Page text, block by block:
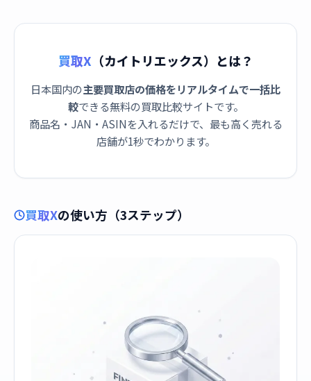
買取X （カイトリエックス）とは？
日本国内の主要買取店の価格をリアルタイムで一括比
較できる無料の買取比較サイトです。
商品名・JAN・ASINを入れるだけで、最も高く売れる
店舗が1秒でわかります。
買取Xの使い方（3ステップ）